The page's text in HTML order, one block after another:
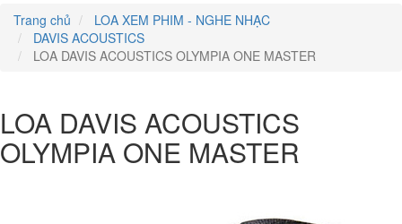
Trang chủ
LOA XEM PHIM - NGHE NHẠC
DAVIS ACOUSTICS
LOA DAVIS ACOUSTICS OLYMPIA ONE MASTER
LOA DAVIS ACOUSTICS
OLYMPIA ONE MASTER